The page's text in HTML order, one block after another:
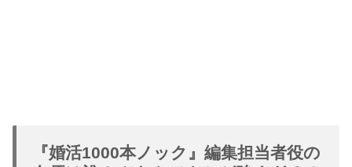
『婚活1000本ノック』編集担当者役の